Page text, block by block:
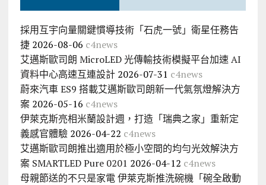
採用互宇向量關鍵慣導技術「石虎一號」衛星任務告
捷 2026-08-06 c4news
艾邁斯歐司朗 MicroLED 光傳輸技術模擬平台加速 AI
資料中心高速互連設計 2026-07-31 c4news
蔚來汽車 ES9 搭載艾邁斯歐司朗新一代氣氛燈解決方
案 2026-05-16 c4news
伊萊克斯亮相米蘭設計週，打造「瑞典之家」重新定
義感官體驗 2026-04-22 c4news
艾邁斯歐司朗推出適用於極小空間的均勻光效解決方
案 SMARTLED Pure 0201 2026-04-12 c4news
母親節送的不只是家電 伊萊克斯推洗碗機「碗全啟動